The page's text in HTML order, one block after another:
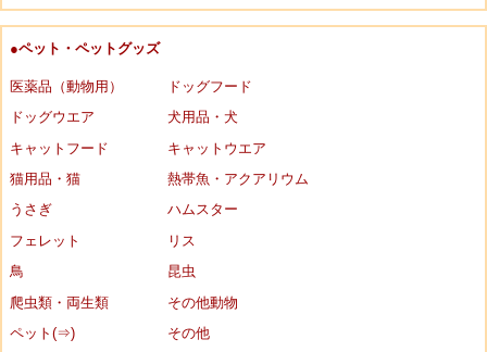
●ペット・ペットグッズ
医薬品（動物用）
ドッグフード
ドッグウエア
犬用品・犬
キャットフード
キャットウエア
猫用品・猫
熱帯魚・アクアリウム
うさぎ
ハムスター
フェレット
リス
鳥
昆虫
爬虫類・両生類
その他動物
ペット(⇒)
その他